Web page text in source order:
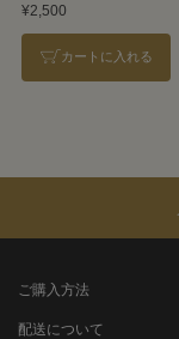
¥2,500
カートに入れる
ご購入方法
配送について